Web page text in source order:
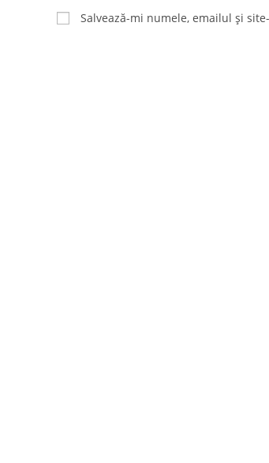
name
or
Salvează-mi numele, emailul și